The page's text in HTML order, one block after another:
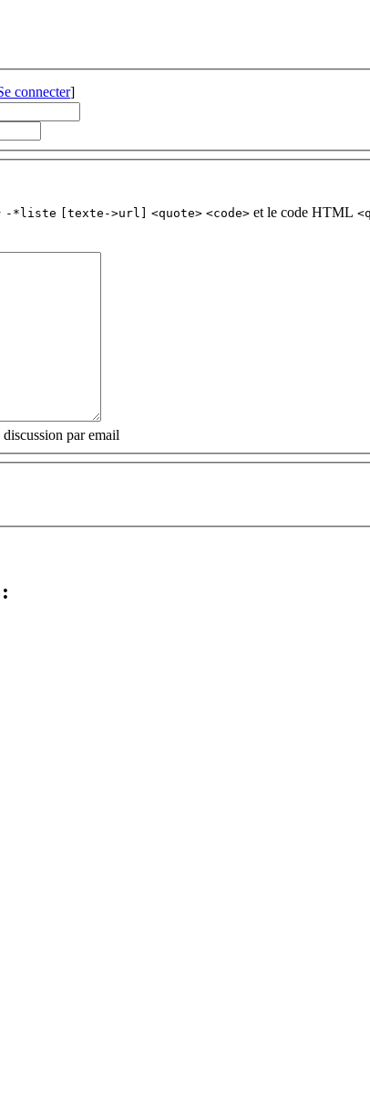
connecter]
-*liste [texte->url] <quote> <code> et le code HTML
par email